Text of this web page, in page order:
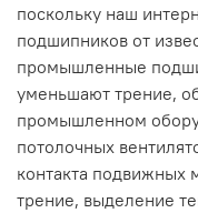
поскольку наш
подшипников от
промышленные
уменьшают трение,
промышленном
потолочных
контакта подвижных
трение, выделение